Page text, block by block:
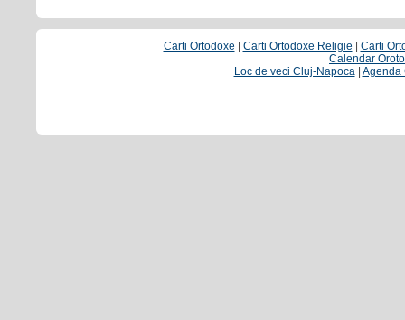
Carti Ortodoxe Carti Ortodoxe Religie
Carti
Calendar
Loc de veci Cluj-Napoca| Agenda